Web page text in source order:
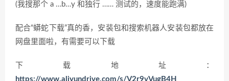
(我搜那个 a …b…y 和独行 …… 测试的，速度能跑满)
配合“蟒蛇下载”真的香，安装包和搜索机器人安装包都放在
网盘里面啦，有需要可以下载
下载地址：
https://www.aliyundrive.com/s/V2r9vVugB4H